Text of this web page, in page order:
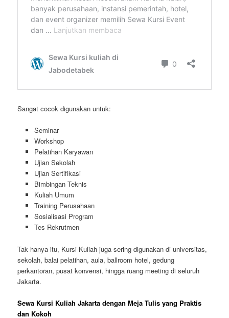
Sangat cocok digunakan untuk:
Seminar
Workshop
Pelatihan Karyawan
Ujian Sekolah
Ujian Sertifikasi
Bimbingan Teknis
Kuliah Umum
Training Perusahaan
Sosialisasi Program
Tes Rekrutmen
Tak hanya itu, Kursi Kuliah juga sering digunakan di universitas,
sekolah, balai pelatihan, aula, ballroom hotel, gedung
perkantoran, pusat konvensi, hingga ruang meeting di seluruh
Jakarta.
Sewa Kursi Kuliah Jakarta dengan Meja Tulis yang Praktis
dan Kokoh